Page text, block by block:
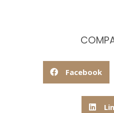
Facebook